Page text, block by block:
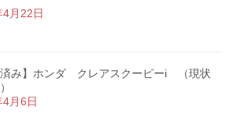
4月22日
済み】ホンダ クレアスクーピーi （現状
4月6日